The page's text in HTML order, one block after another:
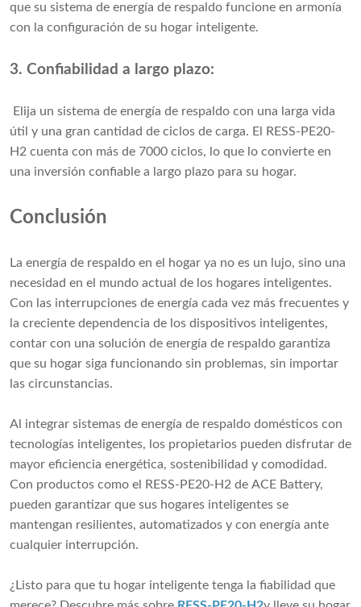
que su sistema de energía de respaldo funcione en armonía
con la configuración de su hogar inteligente.
3. Confiabilidad a largo plazo:
Elija un sistema de energía de respaldo con una larga vida
útil y una gran cantidad de ciclos de carga. El RESS-PE20-
H2 cuenta con más de 7000 ciclos, lo que lo convierte en
una inversión confiable a largo plazo para su hogar.
Conclusión
La energía de respaldo en el hogar ya no es un lujo, sino una
necesidad en el mundo actual de los hogares inteligentes.
Con las interrupciones de energía cada vez más frecuentes y
la creciente dependencia de los dispositivos inteligentes,
contar con una solución de energía de respaldo garantiza
que su hogar siga funcionando sin problemas, sin importar
las circunstancias.
Al integrar sistemas de energía de respaldo domésticos con
tecnologías inteligentes, los propietarios pueden disfrutar de
mayor eficiencia energética, sostenibilidad y comodidad.
Con productos como el RESS-PE20-H2 de ACE Battery,
pueden garantizar que sus hogares inteligentes se
mantengan resilientes, automatizados y con energía ante
cualquier interrupción.
¿Listo para que tu hogar inteligente tenga la fiabilidad que